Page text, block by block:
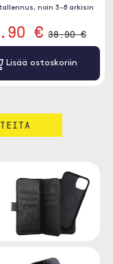
noin 3-8 arkisin
€ 38.90 €
Lisää ostoskoriin